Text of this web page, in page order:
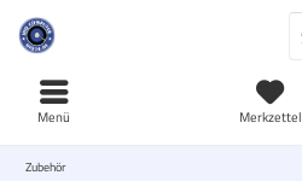
Merkzettel
Menü
Zubehör